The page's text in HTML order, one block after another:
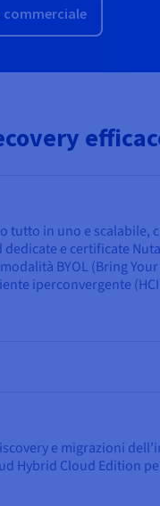
in uno e scalabile,
e certificate
BYOL (Bring
iperconvergente
e migrazioni
Hybrid Cloud Edition